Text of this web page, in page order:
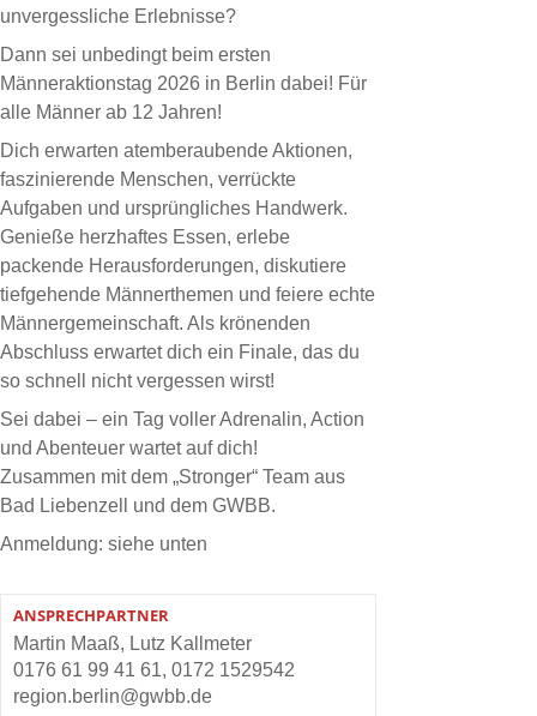
unvergessliche Erlebnisse?
Dann sei unbedingt beim ersten
Männeraktionstag 2026 in Berlin dabei! Für
alle Männer ab 12 Jahren!
Dich erwarten atemberaubende Aktionen,
faszinierende Menschen, verrückte
Aufgaben und ursprüngliches Handwerk.
Genieße herzhaftes Essen, erlebe
packende Herausforderungen, diskutiere
tiefgehende Männerthemen und feiere echte
Männergemeinschaft. Als krönenden
Abschluss erwartet dich ein Finale, das du
so schnell nicht vergessen wirst!
Sei dabei – ein Tag voller Adrenalin, Action
und Abenteuer wartet auf dich!
Zusammen mit dem „Stronger“ Team aus
Bad Liebenzell und dem GWBB.
Anmeldung: siehe unten
ANSPRECHPARTNER
Martin Maaß, Lutz Kallmeter
0176 61 99 41 61, 0172 1529542
region.berlin@gwbb.de